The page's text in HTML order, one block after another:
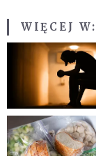
WIĘCEJ W: